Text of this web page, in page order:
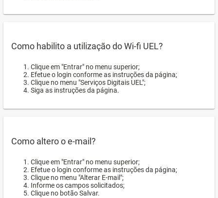
Como habilito a utilização do Wi-fi UEL?
Clique em "Entrar" no menu superior;
Efetue o login conforme as instruções da página;
Clique no menu "Serviços Digitais UEL";
Siga as instruções da página.
Como altero o e-mail?
Clique em "Entrar" no menu superior;
Efetue o login conforme as instruções da página;
Clique no menu "Alterar E-mail";
Informe os campos solicitados;
Clique no botão Salvar.